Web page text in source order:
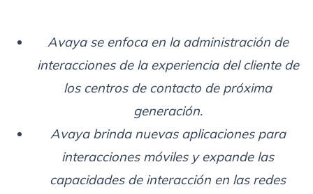
Avaya se enfoca en la administración de
interacciones de la experiencia del cliente de
los centros de contacto de próxima
generación.
Avaya brinda nuevas aplicaciones para
interacciones móviles y expande las
capacidades de interacción en las redes